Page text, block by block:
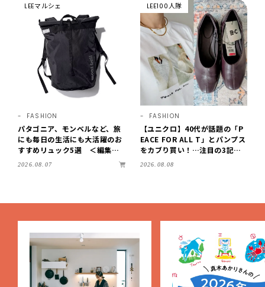
プ…etc.【2026】
LEEマルシェ
FASHION
パタゴニア、モンベルなど、旅
にも毎日の生活にも大活躍のお
すすめリュック5選 ＜編集部
セレクト＞【LEEマルシェ】
2026.08.07
LEE100人隊
FASHION
【ユニクロ】40代が話題の「P
EACE FOR ALL T」とパンプス
をカブり買い！…注目の3記事
をチェック♪【LEE100人隊・2
2026.08.08